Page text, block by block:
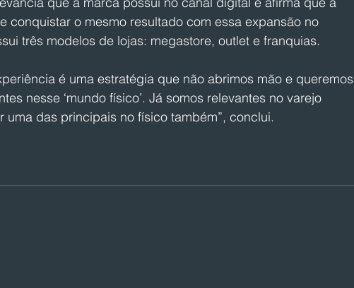
conquistar o mesmo resultado com essa expansão no
três modelos de lojas: megastore, outlet e franquias.
é uma estratégia que não abrimos mão e queremos
nesse ‘mundo físico’. Já somos relevantes no varejo
uma das principais no físico também”, conclui.